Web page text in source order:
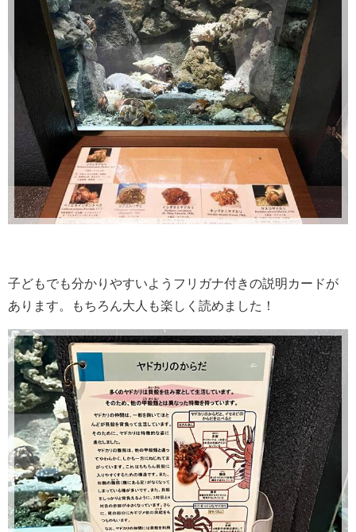
子どもでも分かりやすいようフリガナ付きの説明カードが
あります。もちろん大人も楽しく読めました！